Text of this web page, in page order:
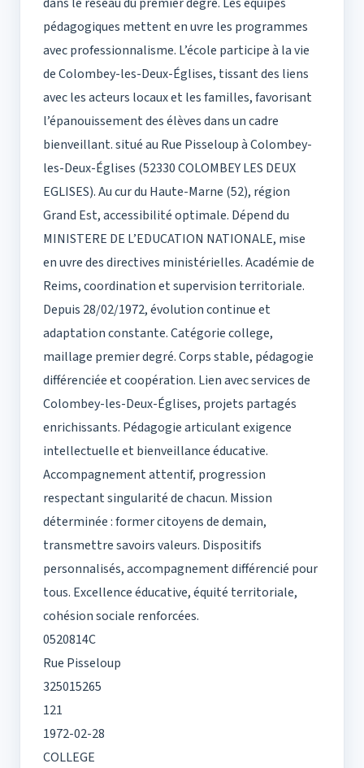
pédagogiques mettent en uvre les programmes
avec professionnalisme. L’école participe à la vie
de Colombey-les-Deux-Églises, tissant des liens
avec les acteurs locaux et les familles, favorisant
l’épanouissement des élèves dans un cadre
bienveillant. situé au Rue Pisseloup à Colombey-
les-Deux-Églises (52330 COLOMBEY LES DEUX
EGLISES). Au cur du Haute-Marne (52), région
Grand Est, accessibilité optimale. Dépend du
MINISTERE DE L’EDUCATION NATIONALE, mise
en uvre des directives ministérielles. Académie de
Reims, coordination et supervision territoriale.
Depuis 28/02/1972, évolution continue et
adaptation constante. Catégorie college,
maillage premier degré. Corps stable, pédagogie
différenciée et coopération. Lien avec services de
Colombey-les-Deux-Églises, projets partagés
enrichissants. Pédagogie articulant exigence
intellectuelle et bienveillance éducative.
Accompagnement attentif, progression
respectant singularité de chacun. Mission
déterminée : former citoyens de demain,
transmettre savoirs valeurs. Dispositifs
personnalisés, accompagnement différencié pour
tous. Excellence éducative, équité territoriale,
cohésion sociale renforcées.
0520814C
Rue Pisseloup
325015265
121
1972-02-28
COLLEGE